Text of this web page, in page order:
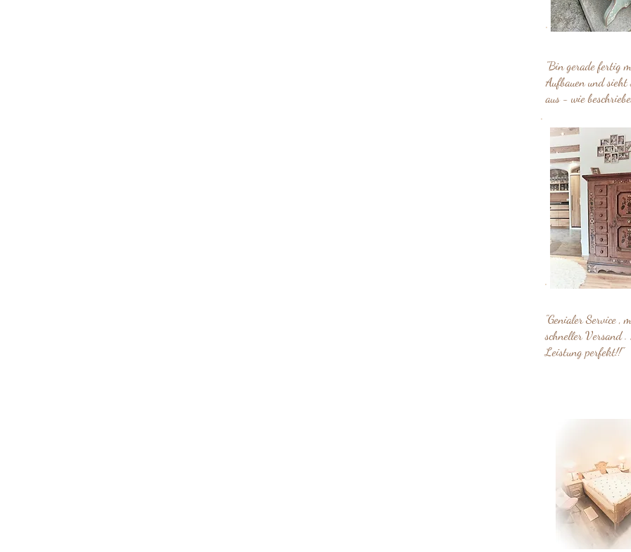
"Genialer Service ,
schneller Versand .
Leistung perfekt!!"
"Bin gerade fertig
Aufbauen und sieht
aus - wie